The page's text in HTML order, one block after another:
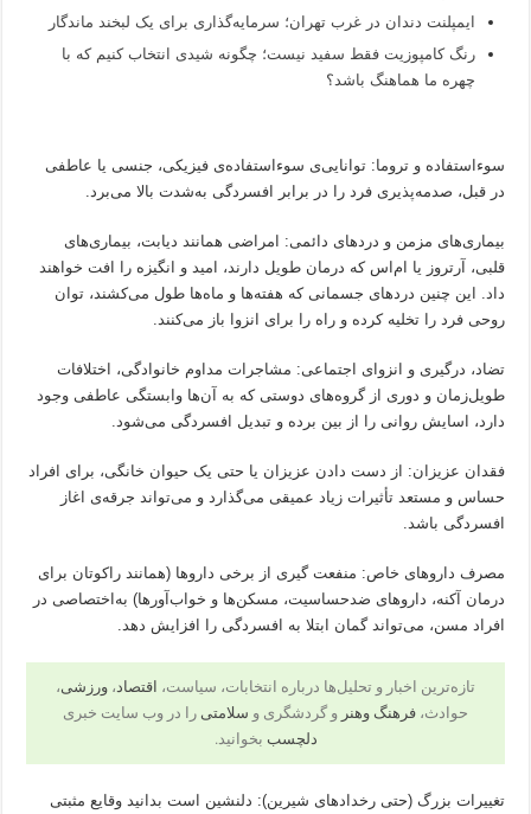
ایمپلنت دندان در غرب تهران؛ سرمایه‌گذاری برای یک لبخند ماندگار
رنگ کامپوزیت فقط سفید نیست؛ چگونه شیدی انتخاب کنیم که با
چهره ما هماهنگ باشد؟
سوءاستفاده و تروما: توانایی‌ی سوءاستفاده‌ی فیزیکی، جنسی یا عاطفی
در قبل، صدمه‌پذیری فرد را در برابر افسردگی به‌شدت بالا می‌برد.
بیماری‌های مزمن و دردهای دائمی: امراضی همانند دیابت، بیماری‌های
قلبی، آرتروز یا ام‌اس که درمان طویل دارند، امید و انگیزه را افت خواهند
داد. این چنین دردهای جسمانی که هفته‌ها و ماه‌ها طول می‌کشند، توان
روحی فرد را تخلیه کرده و راه را برای انزوا باز می‌کنند.
تضاد، درگیری و انزوای اجتماعی: مشاجرات مداوم خانوادگی، اختلافات
طویل‌زمان و دوری از گروه‌های دوستی که به آن‌ها وابستگی عاطفی وجود
دارد، اسایش روانی را از بین برده و تبدیل افسردگی می‌شود.
فقدان عزیزان: از دست دادن عزیزان یا حتی یک حیوان خانگی، برای افراد
حساس و مستعد تأثیرات زیاد عمیقی می‌گذارد و می‌تواند جرقه‌ی اغاز
افسردگی باشد.
مصرف داروهای خاص: منفعت گیری از برخی داروها (همانند راکوتان برای
درمان آکنه، داروهای ضدحساسیت، مسکن‌ها و خواب‌آورها) به‌اختصاصی در
افراد مسن، می‌تواند گمان ابتلا به افسردگی را افزایش دهد.
تازه‌ترین اخبار و تحلیل‌ها درباره انتخابات، سیاست، اقتصاد، ورزشی،
حوادث، فرهنگ وهنر و گردشگری و سلامتی را در وب سایت خبری
دلچسب بخوانید.
تغییرات بزرگ (حتی رخدادهای شیرین): دلنشین است بدانید وقایع مثبتی